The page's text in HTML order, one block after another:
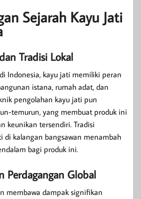
Sejarah Kayu Jati
Tradisi Lokal
Indonesia, kayu jati memiliki peran
istana, rumah adat, dan
pengolahan kayu jati pun
temurun, yang membuat produk ini
keunikan tersendiri. Tradisi
di kalangan bangsawan menambah
bagi produk ini.
Perdagangan Global
membawa dampak signifikan